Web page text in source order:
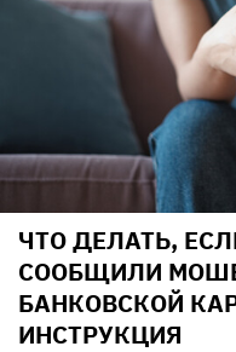
ЧТО ДЕЛАТЬ,
СООБЩИЛИ
БАНКОВСКОЙ
ИНСТРУКЦИЯ